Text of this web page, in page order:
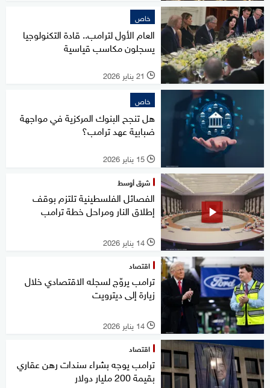
خاص
العام الأول لترامب.. قادة التكنولوجيا
يسجلون مكاسب قياسية
l 21 يناير 2026
خاص
هل تنجح البنوك المركزية في مواجهة
ضبابية عهد ترامب؟
l 15 يناير 2026
شرق أوسط
الفصائل الفلسطينية تلتزم بوقف
إطلاق النار ومراحل خطة ترامب
l 14 يناير 2026
اقتصاد
ترامب يروّج لسجله الاقتصادي خلال
زيارة إلى ديترويت
l 14 يناير 2026
اقتصاد
ترامب يوجه بشراء سندات رهن عقاري
بقيمة 200 مليار دولار